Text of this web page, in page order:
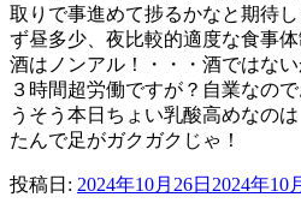
取りで事進めて捗るかなと期待
ず昼多少、夜比較的適度な食事
酒はノンアル！・・・酒ではな
３時間超労働ですが？自業なの
うそう本日ちょい乳酸高めなの
たんで足がガクガクじゃ！
投稿日: 2024年10月26日 2024年10